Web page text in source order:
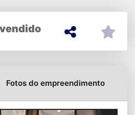
Fotos do empreendimento